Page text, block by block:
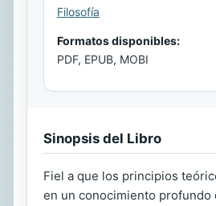
Filosofía
Formatos disponibles:
PDF, EPUB, MOBI
Sinopsis del Libro
Fiel a que los principios
en un conocimiento profundo